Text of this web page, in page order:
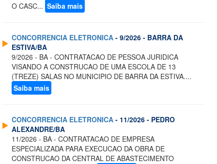
O CASC... Saiba mais
CONCORRENCIA ELETRONICA - 9/2026 - BARRA DA
ESTIVA/BA
9/2026 - BA - CONTRATACAO DE PESSOA JURIDICA
VISANDO A CONSTRUCAO DE UMA ESCOLA DE 13
(TREZE) SALAS NO MUNICIPIO DE BARRA DA ESTIVA....
Saiba mais
CONCORRENCIA ELETRONICA - 11/2026 - PEDRO
ALEXANDRE/BA
11/2026 - BA - CONTRATACAO DE EMPRESA
ESPECIALIZADA PARA EXECUCAO DA OBRA DE
CONSTRUCAO DA CENTRAL DE ABASTECIMENTO